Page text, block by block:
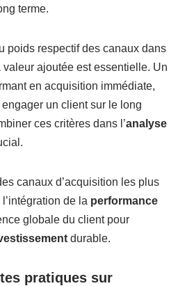
terme.
poids respectif des canaux dans
valeur ajoutée est essentielle. Un
en acquisition immédiate,
un client sur le long
ces critères dans l’analyse
canaux d’acquisition les plus
de la performance
globale du client pour
durable.
pratiques sur